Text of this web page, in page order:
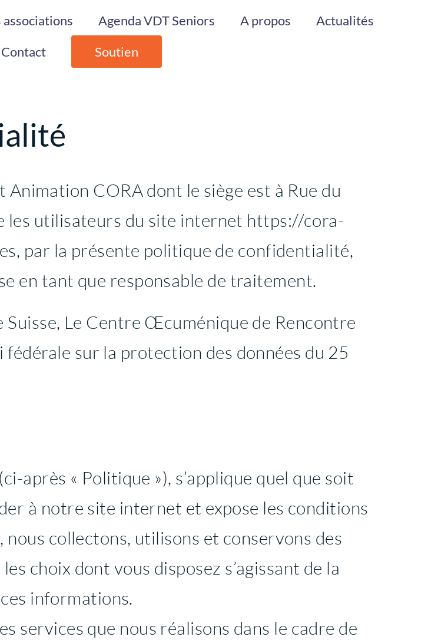
associations Agenda VDT Seniors A propos
Actualités
Contact
Soutien
CORA dont le siège est à Rue du
les utilisateurs du site internet https://cora-
par la présente politique de confidentialité,
en tant que responsable de traitement.
Le Centre Œcuménique de Rencontre
sur la protection des données du 25
après « Politique »), s’applique quel que soit
à notre site internet et expose les conditions
collectons, utilisons et conservons des
choix dont vous disposez s’agissant de la
informations.
services que nous réalisons dans le cadre de